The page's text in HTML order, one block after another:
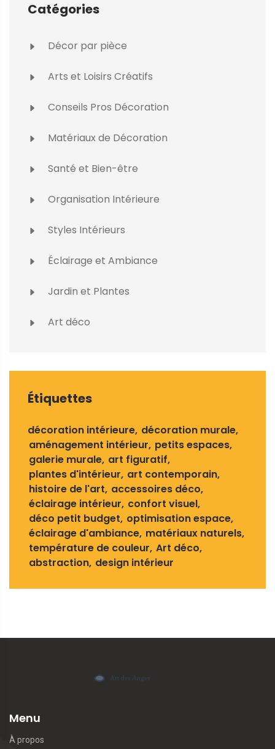
Catégories
Décor par pièce
Arts et Loisirs Créatifs
Conseils Pros Décoration
Matériaux de Décoration
Santé et Bien-être
Organisation Intérieure
Styles Intérieurs
Éclairage et Ambiance
Jardin et Plantes
Art déco
Étiquettes
décoration intérieure décoration murale
aménagement intérieur petits espaces
galerie murale art figuratif
plantes d'intérieur art contemporain
histoire de l'art accessoires déco
éclairage intérieur confort visuel
déco petit budget optimisation espace
éclairage d'ambiance matériaux naturels
température de couleur Art déco
abstraction design intérieur
Menu
À propos